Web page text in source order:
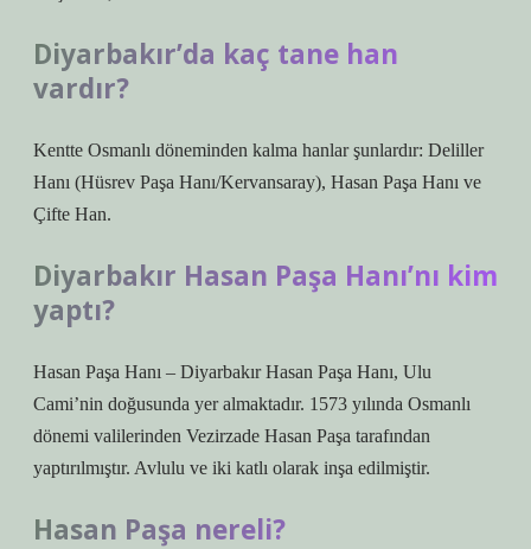
Diyarbakır’da kaç tane han
vardır?
Kentte Osmanlı döneminden kalma hanlar şunlardır: Deliller
Hanı (Hüsrev Paşa Hanı/Kervansaray), Hasan Paşa Hanı ve
Çifte Han.
Diyarbakır Hasan Paşa Hanı’nı kim
yaptı?
Hasan Paşa Hanı – Diyarbakır Hasan Paşa Hanı, Ulu
Cami’nin doğusunda yer almaktadır. 1573 yılında Osmanlı
dönemi valilerinden Vezirzade Hasan Paşa tarafından
yaptırılmıştır. Avlulu ve iki katlı olarak inşa edilmiştir.
Hasan Paşa nereli?